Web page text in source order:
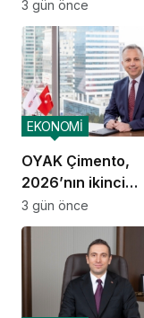
3 gün önce
OYAK Çimento,
2026’nın ikinci
çeyreğinde olumlu
performansını
EKONOMİ
3 gün önce